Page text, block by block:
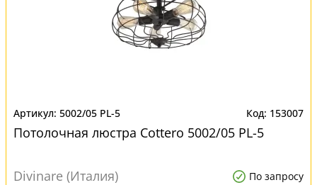
5002/05 PL-5 153007
Потолочная люстра Cottero 5002/05 PL-5
Divinare (Италия) По запросу